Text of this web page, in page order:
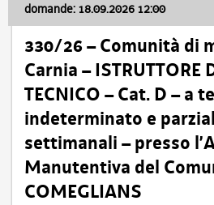
domande: 18.09.2026 12:00
330/26 – Comunità di
Carnia – ISTRUTTORE
TECNICO – Cat. D – a
indeterminato e
settimanali – presso
Manutentiva del
COMEGLIANS